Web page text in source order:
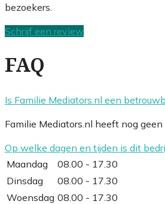
bezoekers.
Schrijf een review
FAQ
Is Familie Mediators.nl een
Familie Mediators.nl heeft nog geen
Op welke dagen en tijden is dit
Maandag
08.00 - 17.30
Dinsdag
08.00 - 17.30
Woensdag 08.00 - 17.30